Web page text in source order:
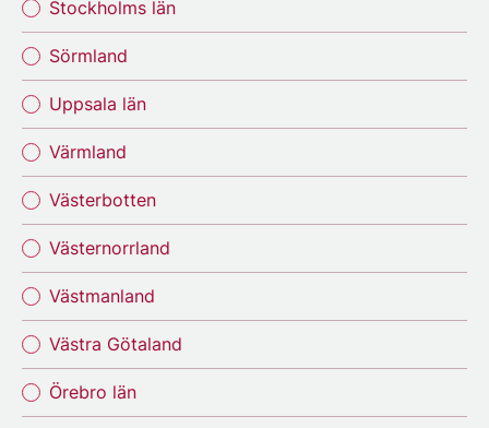
Stockholms län
Sörmland
Uppsala län
Värmland
Västerbotten
Västernorrland
Västmanland
Västra Götaland
Örebro län